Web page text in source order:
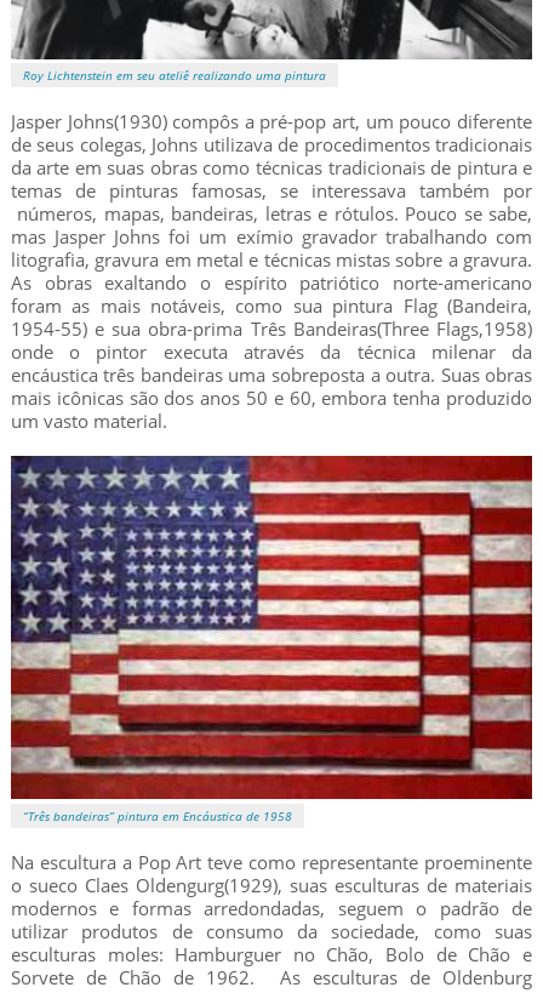
Roy Lichtenstein em seu ateliê realizando uma pintura
Jasper Johns(1930) compôs a pré-pop art, um pouco diferente
de seus colegas, Johns utilizava de procedimentos tradicionais
da arte em suas obras como técnicas tradicionais de pintura e
temas de pinturas famosas, se interessava também por
números, mapas, bandeiras, letras e rótulos. Pouco se sabe,
mas Jasper Johns foi um exímio gravador trabalhando com
litografia, gravura em metal e técnicas mistas sobre a gravura.
As obras exaltando o espírito patriótico norte-americano
foram as mais notáveis, como sua pintura Flag (Bandeira,
1954-55) e sua obra-prima Três Bandeiras(Three Flags,1958)
onde o pintor executa através da técnica milenar da
encáustica três bandeiras uma sobreposta a outra. Suas obras
mais icônicas são dos anos 50 e 60, embora tenha produzido
um vasto material.
“Três bandeiras” pintura em Encáustica de 1958
Na escultura a Pop Art teve como representante proeminente
o sueco Claes Oldengurg(1929), suas esculturas de materiais
modernos e formas arredondadas, seguem o padrão de
utilizar produtos de consumo da sociedade, como suas
esculturas moles: Hamburguer no Chão, Bolo de Chão e
Sorvete de Chão de 1962. As esculturas de Oldenburg